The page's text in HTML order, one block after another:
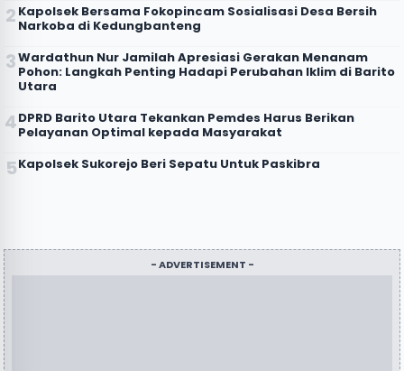
Kapolsek Bersama Fokopincam Sosialisasi Desa Bersih
Narkoba di Kedungbanteng
Wardathun Nur Jamilah Apresiasi Gerakan Menanam
Pohon: Langkah Penting Hadapi Perubahan Iklim di Barito
Utara
DPRD Barito Utara Tekankan Pemdes Harus Berikan
Pelayanan Optimal kepada Masyarakat
Kapolsek Sukorejo Beri Sepatu Untuk Paskibra
- ADVERTISEMENT -